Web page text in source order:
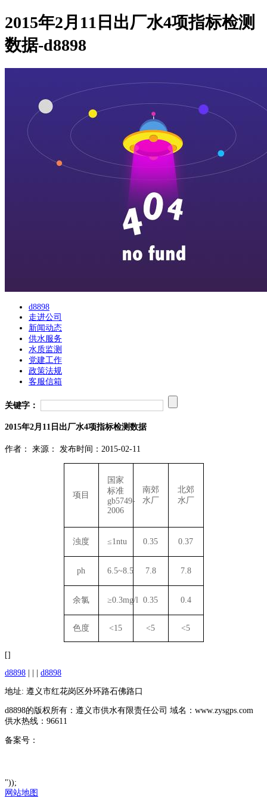
2015年2月11日出厂水4项指标检测
数据-d8898
d8898
走进公司
新闻动态
供水服务
水质监测
党建工作
政策法规
客服信箱
关键字：
2015年2月11日出厂水4项指标检测数据
作者： 来源： 发布时间：2015-02-11
项目
国家
标准
gb5749-
2006
南郊
水厂
北郊
水厂
浊度 ≤1ntu 0.35 0.37
ph 6.5~8.5 7.8 7.8
余氯 ≥0.3mg/l 0.35 0.4
色度 <15 <5 <5
[]
d8898 | | | d8898
地址: 遵义市红花岗区外环路石佛路口
d8898的版权所有：遵义市供水有限责任公司 域名：www.zysgps.com
供水热线：96611
备案号：
"));
网站地图